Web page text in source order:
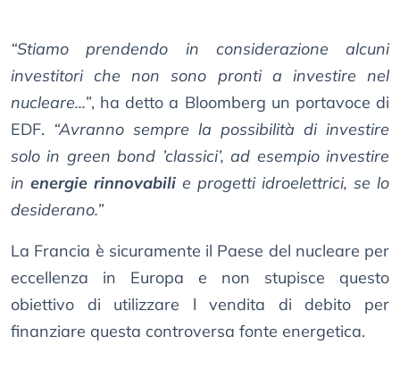
“Stiamo prendendo in considerazione alcuni
investitori che non sono pronti a investire nel
nucleare...”, ha detto a Bloomberg un portavoce di
EDF. “Avranno sempre la possibilità di investire
solo in green bond ’classici’, ad esempio investire
in energie rinnovabili e progetti idroelettrici, se lo
desiderano.”
La Francia è sicuramente il Paese del nucleare per
eccellenza in Europa e non stupisce questo
obiettivo di utilizzare l vendita di debito per
finanziare questa controversa fonte energetica.